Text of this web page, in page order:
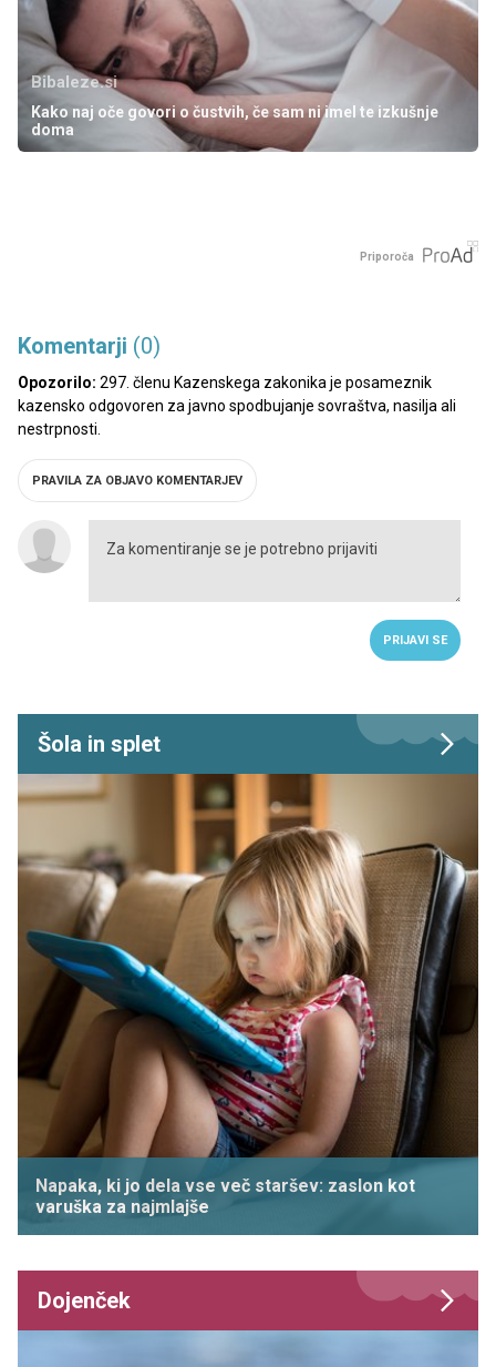
Bibaleze.si
Kako naj oče govori o čustvih, če sam ni imel te izkušnje
doma
Priporoča
Komentarji (0)
Opozorilo: 297. členu Kazenskega zakonika je posameznik
kazensko odgovoren za javno spodbujanje sovraštva, nasilja ali
nestrpnosti.
PRAVILA ZA OBJAVO KOMENTARJEV
PRIJAVI SE
Šola in splet
Napaka, ki jo dela vse več staršev: zaslon kot
varuška za najmlajše
Dojenček